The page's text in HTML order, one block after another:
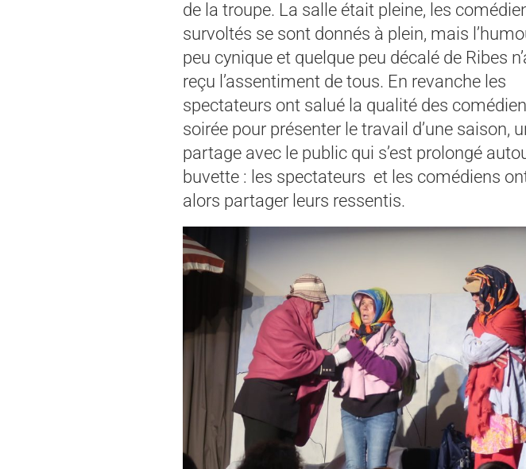
de la troupe. La salle était pleine, les
survoltés se sont donnés à plein, mais
peu cynique et quelque peu décalé de Ribes
reçu l’assentiment de tous. En revanche les
spectateurs ont salué la qualité des
soirée pour présenter le travail d’une saison,
partage avec le public qui s’est prolongé
buvette : les spectateurs et les comédiens
alors partager leurs ressentis.